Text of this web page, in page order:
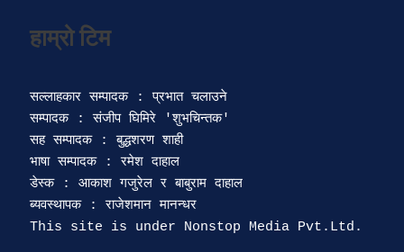
हाम्रो टिम
सल्लाहकार सम्पादक : प्रभात चलाउने
सम्पादक : संजीप घिमिरे 'शुभचिन्तक'
सह सम्पादक : बुद्धशरण शाही
भाषा सम्पादक : रमेश दाहाल
डेस्क : आकाश गजुरेल र बाबुराम दाहाल
ब्यवस्थापक : राजेशमान मानन्धर